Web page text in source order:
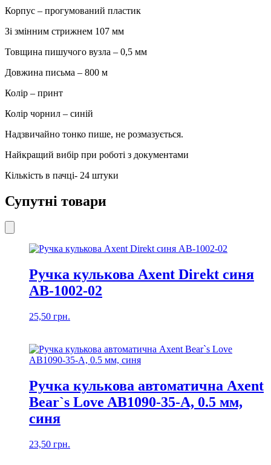
Корпус – прогумований пластик
Зі змінним стрижнем 107 мм
Товщина пишучого вузла – 0,5 мм
Довжина письма – 800 м
Колір – принт
Колір чорнил – синій
Надзвичайно тонко пише, не розмазується.
Найкращий вибір при роботі з документами
Кількість в пачці- 24 штуки
Супутні товари
Ручка кулькова Axent Direkt синя
AB-1002-02
25,50 грн.
Ручка кулькова автоматична Axent
Bear`s Love AB1090-35-A, 0.5 мм,
синя
23,50 грн.